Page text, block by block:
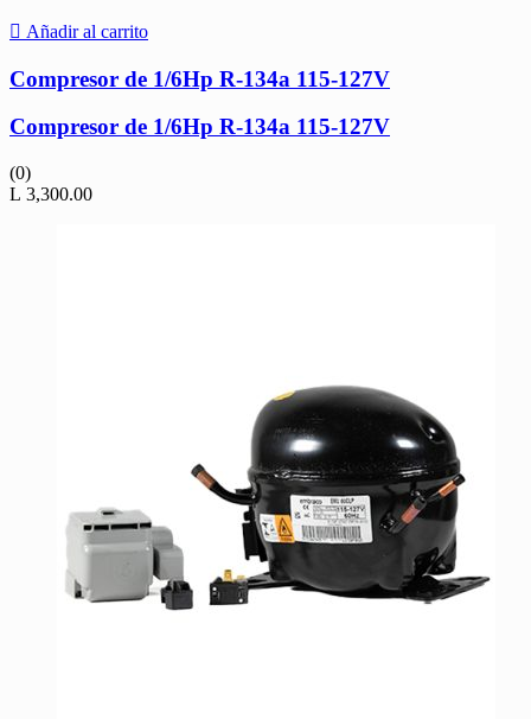
Añadir al carrito
Compresor de 1/6Hp R-134a 115-127V
Compresor de 1/6Hp R-134a 115-127V
(0)
L 3,300.00